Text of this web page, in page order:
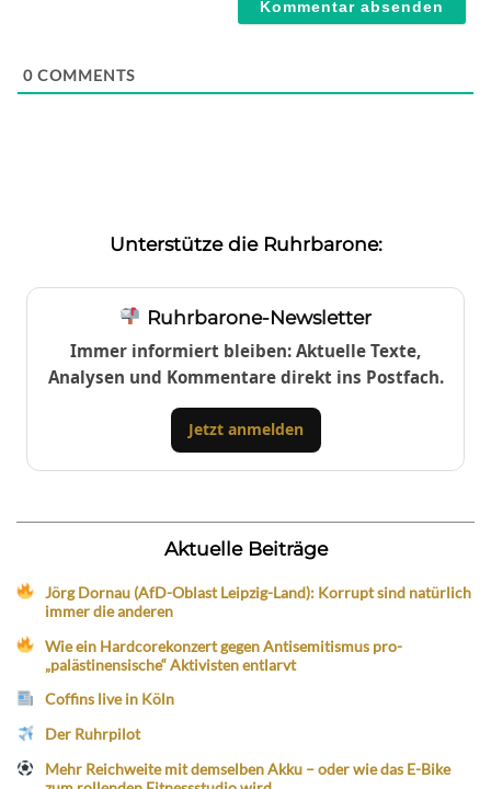
0 COMMENTS
Unterstütze die Ruhrbarone:
Ruhrbarone-Newsletter
Immer informiert bleiben: Aktuelle Texte,
Analysen und Kommentare direkt ins Postfach.
Jetzt anmelden
Aktuelle Beiträge
Jörg Dornau (AfD-Oblast Leipzig-Land): Korrupt sind natürlich
immer die anderen
Wie ein Hardcorekonzert gegen Antisemitismus pro-
„palästinensische“ Aktivisten entlarvt
Coffins live in Köln
Der Ruhrpilot
Mehr Reichweite mit demselben Akku – oder wie das E-Bike